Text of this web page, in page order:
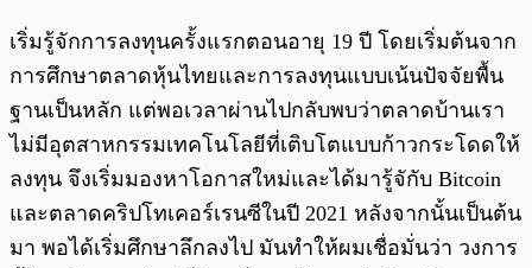
เริ่มรู้จักการลงทุนครั้งแรกตอนอายุ 19 ปี โดยเริ่มต้นจาก
การศึกษาตลาดหุ้นไทยและการลงทุนแบบเน้นปัจจัยพื้น
ฐานเป็นหลัก แต่พอเวลาผ่านไปกลับพบว่าตลาดบ้านเรา
ไม่มีอุตสาหกรรมเทคโนโลยีที่เติบโตแบบก้าวกระโดดให้
ลงทุน จึงเริ่มมองหาโอกาสใหม่และได้มารู้จักับ Bitcoin
และตลาดคริปโทเคอร์เรนซีในปี 2021 หลังจากนั้นเป็นต้น
มา พอได้เริ่มศึกษาลึกลงไป มันทำให้ผมเชื่อมั่นว่า วงการ